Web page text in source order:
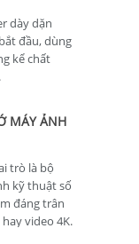
dày dặn
đầu, dùng
kể chất
MÁY ẢNH
trò là bộ
kỹ thuật số
đáng trân
video 4K.